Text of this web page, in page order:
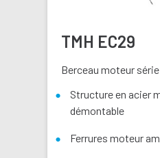
TMH EC29
Berceau moteur
Structure en acier
démontable
Ferrures moteur